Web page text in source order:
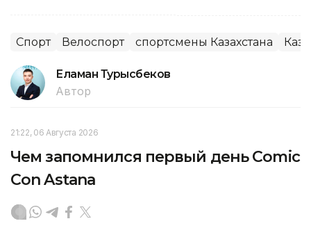
Спорт Велоспорт спортсмены Казахстана
Еламан Турысбеков
Автор
21:22, 06 Августа 2026
Чем запомнился первый день Comic
Con Astana